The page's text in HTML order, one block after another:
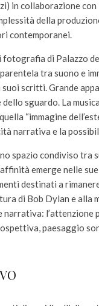
in collaborazione
della
contemporanei.
di Palazzo
tra suono e
scritti. Grande
sguardo. La
“immagine
narrativa e la
spazio condiviso tra
emerge nelle
destinati a
di Bob Dylan e alla
paesaggio